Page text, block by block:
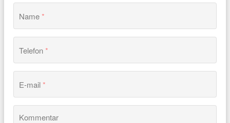
Name*
Telefon*
E-mail*
Kommentar